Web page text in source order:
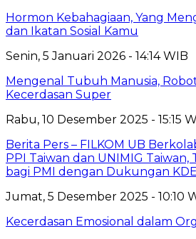
Hormon Kebahagiaan, Yang
dan Ikatan Sosial Kamu
Senin, 5 Januari 2026 - 14:14 WIB
Mengenal Tubuh Manusia,
Kecerdasan Super
Rabu, 10 Desember 2025 - 15:15
Berita Pers – FILKOM UB
PPI Taiwan dan UNIMIG Taiwan,
bagi PMI dengan Dukungan
Jumat, 5 Desember 2025 - 10:10
Kecerdasan Emosional dalam